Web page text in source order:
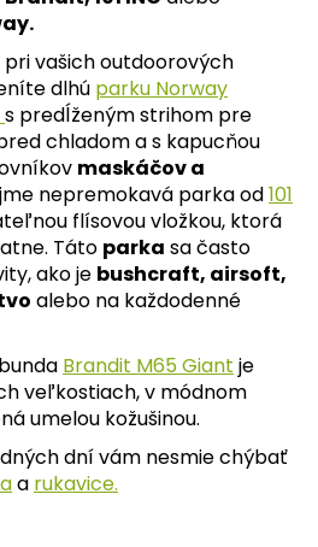
vašich outdoorových
dlhú parku Norway
s predĺženým strihom pre
chladom a s kapucňou
maskáčov a
nepremokavá parka od101
flísovou vložkou, ktorá
Táto parka sa často
ako je bushcraft, airsoft,
alebo na každodenné
Brandit M65 Giant je
veľkostiach, v módnom
umelou kožušinou.
dní vám nesmie chýbať
a rukavice.